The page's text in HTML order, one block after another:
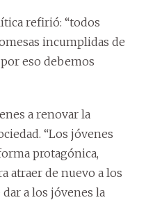
refirió: “todos
incumplidas de
eso debemos
a renovar la
“Los jóvenes
protagónica,
atraer de nuevo a los
a los jóvenes la